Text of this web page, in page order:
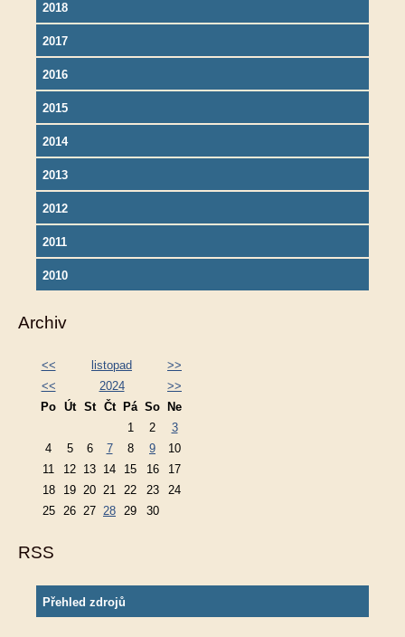
2018
2017
2016
2015
2014
2013
2012
2011
2010
Archiv
<< listopad
>>
<<
2024
>>
Po Út St Čt Pá So
Ne
1
2
3
4
5 6 7 8 9
10
11
12 13 14 15 16
17
18
19 20 21 22 23
24
25
26 27 28 29 30
RSS
Přehled zdrojů